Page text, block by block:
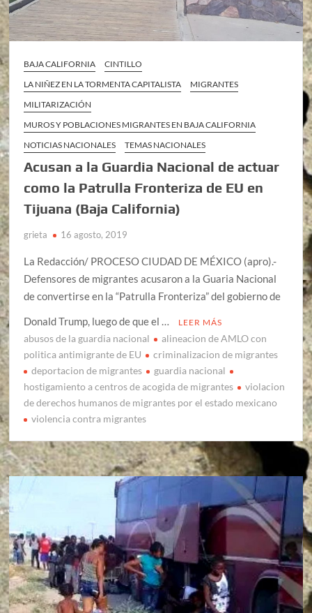
BAJA CALIFORNIA
CINTILLO
LA NIÑEZ EN LA TORMENTA CAPITALISTA
MIGRANTES
MILITARIZACIÓN
MUROS Y POBLACIONES MIGRANTES EN BAJA CALIFORNIA
NOTICIAS NACIONALES
TEMAS NACIONALES
Acusan a la Guardia Nacional de actuar
como la Patrulla Fronteriza de EU en
Tijuana (Baja California)
grieta 16 agosto, 2019
La Redacción/ PROCESO CIUDAD DE MÉXICO (apro).-
Defensores de migrantes acusaron a la Guaria Nacional
de convertirse en la “Patrulla Fronteriza” del gobierno de
Donald Trump, luego de que el …
LEER MÁS
abusos de la guardia nacional
alineacion de AMLO con
politica antimigrante de EU
criminalizacion de migrantes
deportacion de migrantes
guardia nacional
hostigamiento a centros de acogida de migrantes
violacion
de derechos humanos de migrantes por el estado mexicano
violencia contra migrantes